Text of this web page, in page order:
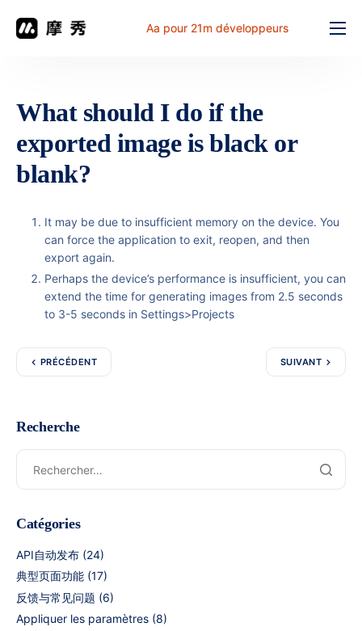
Aa pour 21m développeurs
document
解决方案
Table de travail
What should I do if the
exported image is black or
blank?
It may be due to insufficient memory on the device. You
can force the application to exit, reopen, and then
export again.
Perhaps the device’s performance is insufficient, you can
extend the time for generating images from 2.5 seconds
to 3-5 seconds in Settings>Projects
PRÉCÉDENT SUIVANT
Recherche
Catégories
API自动发布 (24)
典型页面功能 (17)
反馈与常见问题 (6)
Appliquer les paramètres (8)